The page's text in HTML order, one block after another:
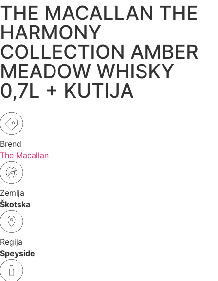
THE MACALLAN THE
HARMONY
COLLECTION AMBER
MEADOW WHISKY
0,7L + KUTIJA
Brend
The Macallan
Zemlja
Škotska
Regija
Speyside